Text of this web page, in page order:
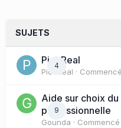
SUJETS
4
PicoReal
PicoReal · Commencé
9
Aide sur choix
professionnelle
Gounda · Commencé